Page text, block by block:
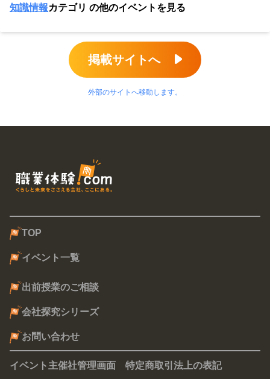
知識情報カテゴリ の他のイベントを見る
掲載サイトへ
外部のサイトへ移動します。
TOP
イベント一覧
出前授業のご相談
会社探究シリーズ
お問い合わせ
イベント主催社管理画面 特定商取引法上の表記